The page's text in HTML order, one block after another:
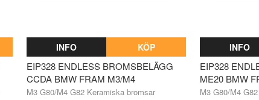
INFO KÖP
EIP328 ENDLESS BROMSBELÄGG
CCDA BMW FRAM M3/M4
M3 G80/M4 G82 Keramiska bromsar
INFO
EIP328
ME20 BMW
M3 G80/M4 G82